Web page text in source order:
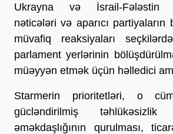
Ukrayna və İsrail-Fələstin
nəticələri və aparıcı partiyaların
müvafiq reaksiyaları
parlament yerlərinin
müəyyən etmək üçün həlledici
Starmerin prioritetləri, o
gücləndirilmiş
əməkdaşlığının qurulması,